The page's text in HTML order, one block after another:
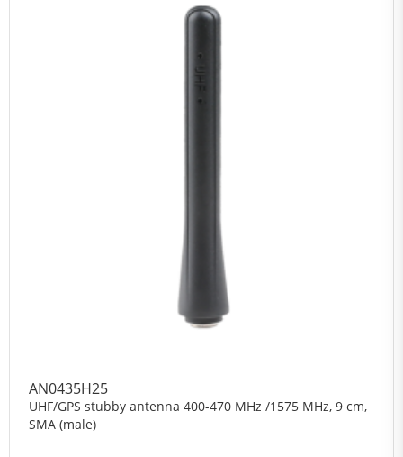
AN0435H25
UHF/GPS stubby antenna 400-470 MHz /1575 MHz, 9 cm,
SMA (male)